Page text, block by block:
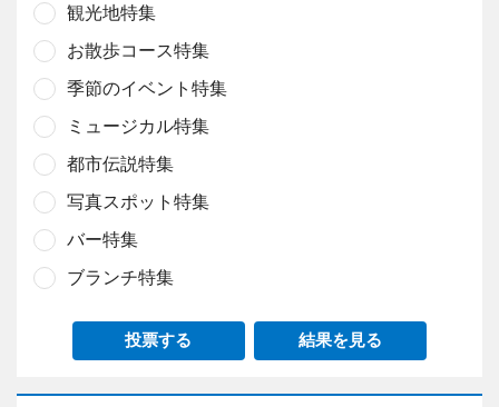
観光地特集
お散歩コース特集
季節のイベント特集
ミュージカル特集
都市伝説特集
写真スポット特集
バー特集
ブランチ特集
投票する 結果を見る